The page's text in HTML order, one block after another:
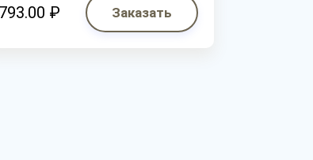
793.00 ₽ Заказать